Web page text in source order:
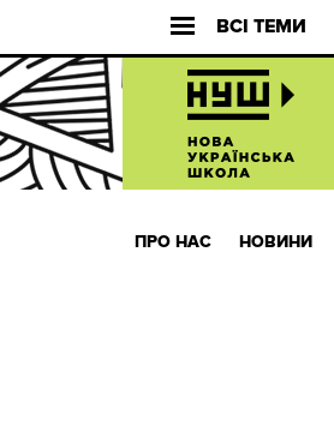
ВСІ ТЕМИ
ПРО НАС НОВИНИ